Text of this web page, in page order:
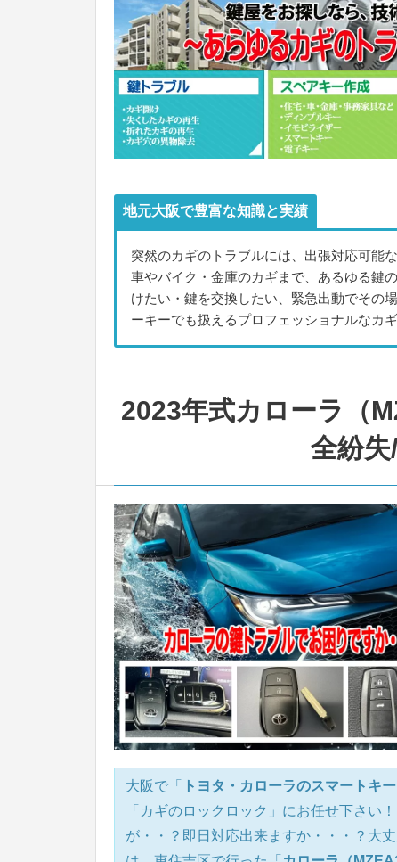
地元大阪で豊富な知識と実績
突然のカギのトラブルには、出張対応可能
車やバイク・金庫のカギまで、あるゆる鍵
けたい・鍵を交換したい、緊急出動でその
ーキーでも扱えるプロフェッショナルなカギ
2023年式カローラ（
全紛
大阪で「 トヨタ・カローラのスマートキ
「カギのロックロック」にお任せ下さい
が・・？即日対応出来ますか・・・？大